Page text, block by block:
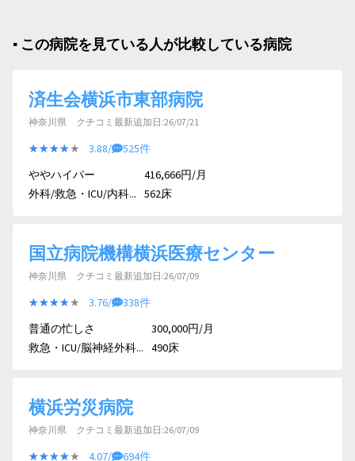
▪︎ この病院を見ている人が比較している病院
済生会横浜市東部病院
神奈川県 クチコミ最新追加日:26/07/21
★★★★★
★★★★★ 3.88/
525件
ややハイパー
外科/救急・ICU/内科...
416,666円/月
562床
国立病院機構横浜医療センター
神奈川県 クチコミ最新追加日:26/07/09
★★★★★
★★★★★ 3.76/
338件
普通の忙しさ
救急・ICU/脳神経外科...
300,000円/月
490床
横浜労災病院
神奈川県 クチコミ最新追加日:26/07/09
★★★★★
★★★★★ 4.07/ 694件